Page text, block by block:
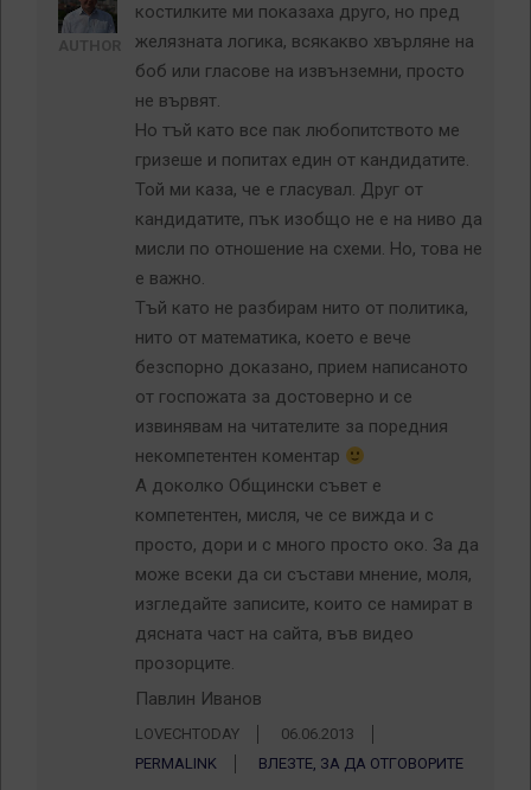
костилките ми показаха друго, но пред
желязната логика, всякакво хвърляне на
боб или гласове на извънземни, просто
не вървят.
Но тъй като все пак любопитството ме
гризеше и попитах един от кандидатите.
Той ми каза, че е гласувал. Друг от
кандидатите, пък изобщо не е на ниво да
мисли по отношение на схеми. Но, това не
е важно.
Тъй като не разбирам нито от политика,
нито от математика, което е вече
безспорно доказано, прием написаното
от госпожата за достоверно и се
извинявам на читателите за поредния
некомпетентен коментар
А доколко Общински съвет е
компетентен, мисля, че се вижда и с
просто, дори и с много просто око. За да
може всеки да си състави мнение, моля,
изгледайте записите, които се намират в
дясната част на сайта, във видео
прозорците.
Павлин Иванов
LOVECHTODAY
06.06.2013
PERMALINK
ВЛЕЗТЕ, ЗА ДА ОТГОВОРИТЕ